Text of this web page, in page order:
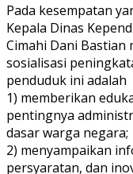
Pada kesempatan
Kepala Dinas
Cimahi Dani
sosialisasi
penduduk ini adalah
1) memberikan
pentingnya
dasar warga negara;
2) menyampaikan
persyaratan, dan